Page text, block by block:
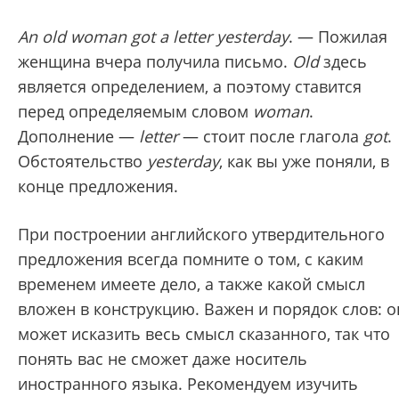
An old woman got a letter yesterday. — Пожилая
женщина вчера получила письмо. Oldздесь
является определением, а поэтому ставится
перед определяемым словом woman.
Дополнение — letter— стоит после глагола got.
Обстоятельство yesterday, как вы уже поняли, в
конце предложения.
При построении английского утвердительного
предложения всегда помните о том, с каким
временем имеете дело, а также какой смысл
вложен в конструкцию. Важен и порядок слов:
может исказить весь смысл сказанного, так что
понять вас не сможет даже носитель
иностранного языка. Рекомендуем изучить